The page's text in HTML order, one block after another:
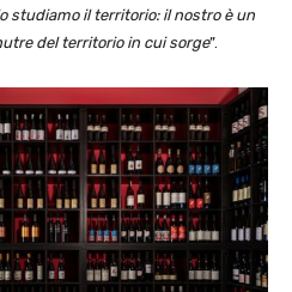
studiamo il territorio: il nostro è un
del territorio in cui sorge”.